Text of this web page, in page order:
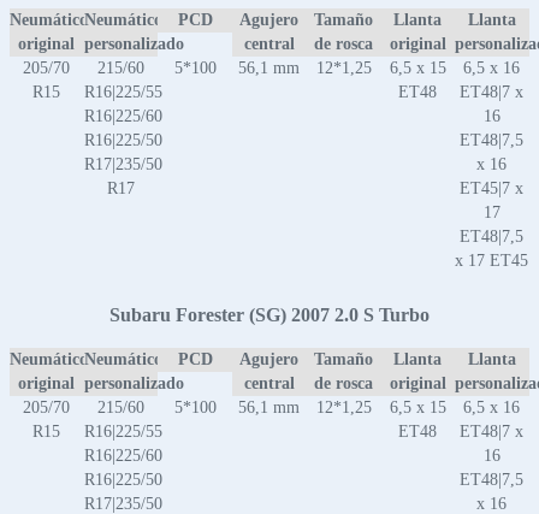
Neumático
original
Neumático
personalizado
PCD
Agujero
central
Tamaño
de rosca
Llanta
original
Llanta
205/70
R15
215/60
R16|225/55
R16|225/60
R16|225/50
R17|235/50
R17
5*100 56,1 mm 12*1,25
6,5 x 15
ET48
6,5 x 16
ET48|7 x
16
ET48|7,5
x 16
ET45|7 x
17
ET48|7,5
x 17 ET45
Subaru Forester (SG) 2007 2.0 S Turbo
Neumático
original
Neumático
personalizado
PCD
Agujero
central
Tamaño
de rosca
Llanta
original
Llanta
205/70
R15
215/60
R16|225/55
R16|225/60
R16|225/50
R17|235/50
5*100 56,1 mm 12*1,25
6,5 x 15
ET48
6,5 x 16
ET48|7 x
16
ET48|7,5
x 16